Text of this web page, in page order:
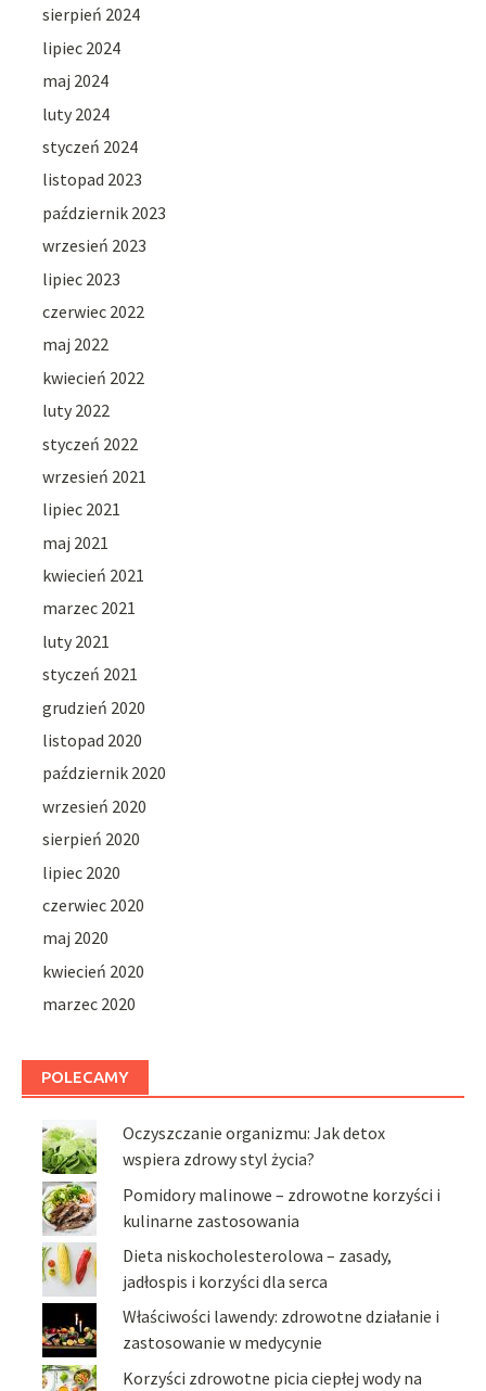
sierpień 2024
lipiec 2024
maj 2024
luty 2024
styczeń 2024
listopad 2023
październik 2023
wrzesień 2023
lipiec 2023
czerwiec 2022
maj 2022
kwiecień 2022
luty 2022
styczeń 2022
wrzesień 2021
lipiec 2021
maj 2021
kwiecień 2021
marzec 2021
luty 2021
styczeń 2021
grudzień 2020
listopad 2020
październik 2020
wrzesień 2020
sierpień 2020
lipiec 2020
czerwiec 2020
maj 2020
kwiecień 2020
marzec 2020
POLECAMY
Oczyszczanie organizmu: Jak detox
wspiera zdrowy styl życia?
Pomidory malinowe – zdrowotne korzyści i
kulinarne zastosowania
Dieta niskocholesterolowa – zasady,
jadłospis i korzyści dla serca
Właściwości lawendy: zdrowotne działanie i
zastosowanie w medycynie
Korzyści zdrowotne picia ciepłej wody na